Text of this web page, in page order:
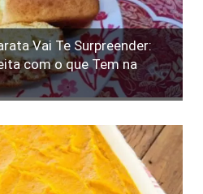
Vai Te Surpreender:
com o que Tem na